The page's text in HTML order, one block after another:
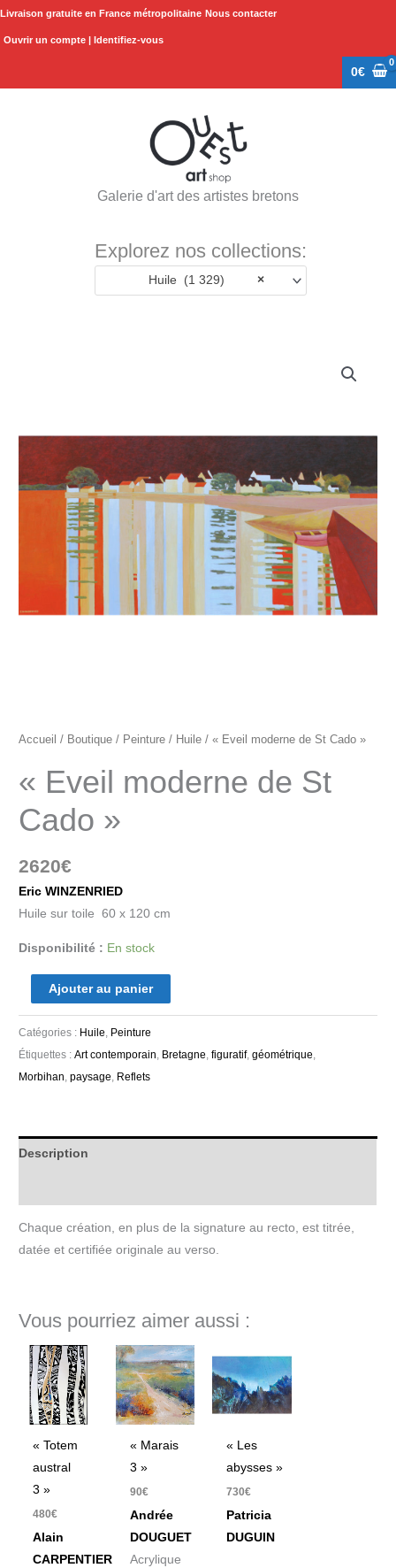
Aller
Livraison gratuite en France métropolitaine Nous contacter
Ouvrir un compte | Identifiez-vous
0€
Galerie d'art des artistes bretons
Explorez nos collections:
×
Huile (1 329)
Accueil / Boutique / Peinture / Huile / « Eveil moderne de St Cado »
« Eveil moderne de St
Cado »
2620€
Eric WINZENRIED
Huile sur toile 60 x 120 cm
Disponibilité : En stock
de
Cado"
Ajouter au panier
Catégories : Huile Peinture
Étiquettes :Art contemporain Bretagne ,figuratif,géométrique
Morbihan ,paysage Reflets
Description
Chaque création, en plus de la signature au recto, est titrée,
datée et certifiée originale au verso.
Vous pourriez aimer aussi :
« Totem
austral
3 »
480€
Alain
CARPENTIER
« Marais
3 »
90€
Andrée
DOUGUET
Acrylique
« Les
abysses »
730€
Patricia
DUGUIN